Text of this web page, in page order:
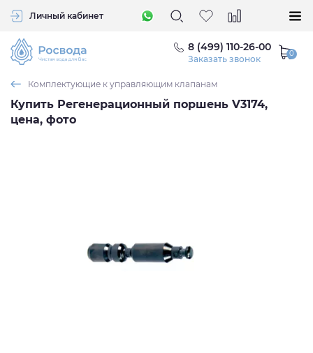
Личный кабинет
8 (499) 110-26-00
Заказать звонок
Комплектующие к управляющим клапанам
Купить Регенерационный поршень V3174,
цена, фото